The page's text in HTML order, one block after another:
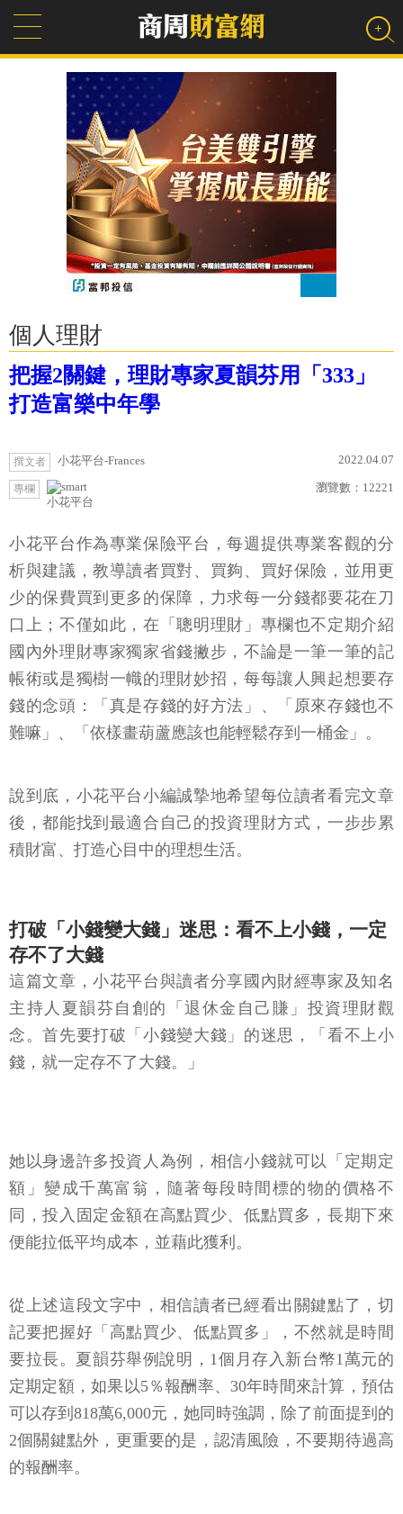
個人理財
把握2關鍵，理財專家夏韻芬用「333」
打造富樂中年學
撰文者 小花平台-Frances 2022.04.07
專欄
小花平台
瀏覽數： 12221
小花平台作為專業保險平台，每週提供專業客觀的分
析與建議，教導讀者買對、買夠、買好保險，並用更
少的保費買到更多的保障，力求每一分錢都要花在刀
口上；不僅如此，在「聰明理財」專欄也不定期介紹
國內外理財專家獨家省錢撇步，不論是一筆一筆的記
帳術或是獨樹一幟的理財妙招，每每讓人興起想要存
錢的念頭：「真是存錢的好方法」、「原來存錢也不
難嘛」、「依樣畫葫蘆應該也能輕鬆存到一桶金」。
說到底，小花平台小編誠摯地希望每位讀者看完文章
後，都能找到最適合自己的投資理財方式，一步步累
積財富、打造心目中的理想生活。
打破「小錢變大錢」迷思：看不上小錢，一定
存不了大錢
這篇文章，小花平台與讀者分享國內財經專家及知名
主持人夏韻芬自創的「退休金自己賺」投資理財觀
念。首先要打破「小錢變大錢」的迷思，「看不上小
錢，就一定存不了大錢。」
她以身邊許多投資人為例，相信小錢就可以「定期定
額」變成千萬富翁，隨著每段時間標的物的價格不
同，投入固定金額在高點買少、低點買多，長期下來
便能拉低平均成本，並藉此獲利。
從上述這段文字中，相信讀者已經看出關鍵點了，切
記要把握好「高點買少、低點買多」，不然就是時間
要拉長。夏韻芬舉例說明，1個月存入新台幣1萬元的
定期定額，如果以5％報酬率、30年時間來計算，預估
可以存到818萬6,000元，她同時強調，除了前面提到的
2個關鍵點外，更重要的是，認清風險，不要期待過高
的報酬率。